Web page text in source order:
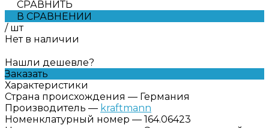
СРАВНИТЬ
В СРАВНЕНИИ
/ шт
Нет в наличии
Нашли дешевле?
Заказать
Характеристики
Страна происхождения — Германия
Производитель — kraftmann
Номенклатурный номер — 164.06423